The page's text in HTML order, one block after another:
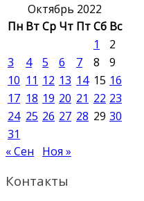
Октябрь 2022
Пн ВтСр Чт ПтСб Вс
1
2
3
4 5 6 7 8
9
10 11 12 13 14 15 16
17 18 19 20 21 22 23
24 25 26 27 28 29 30
31
« Сен
Ноя »
Контакты